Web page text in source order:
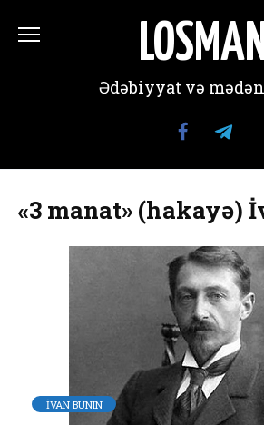
содержанию
Ədəbiyyat və
«3 manat» (hakayə)
İVAN BUNIN